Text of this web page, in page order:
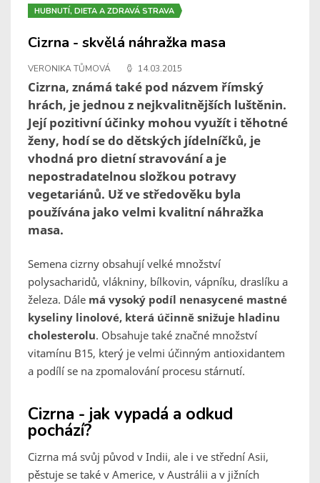
HUBNUTÍ, DIETA A ZDRAVÁ STRAVA
Cizrna - skvělá náhražka masa
VERONIKA TŮMOVÁ 14.03.2015
Cizrna, známá také pod názvem římský
hrách, je jednou z nejkvalitnějších luštěnin.
Její pozitivní účinky mohou využít i těhotné
ženy, hodí se do dětských jídelníčků, je
vhodná pro dietní stravování a je
nepostradatelnou složkou potravy
vegetariánů. Už ve středověku byla
používána jako velmi kvalitní náhražka
masa.
Semena cizrny obsahují velké množství
polysacharidů, vlákniny, bílkovin, vápníku, draslíku a
železa. Dále má vysoký podíl nenasycené mastné
kyseliny linolové, která účinně snižuje hladinu
cholesterolu. Obsahuje také značné množství
vitamínu B15, který je velmi účinným antioxidantem
a podílí se na zpomalování procesu stárnutí.
Cizrna - jak vypadá a odkud
pochází?
Cizrna má svůj původ v Indii, ale i ve střední Asii,
pěstuje se také v Americe, v Austrálii a v jižních